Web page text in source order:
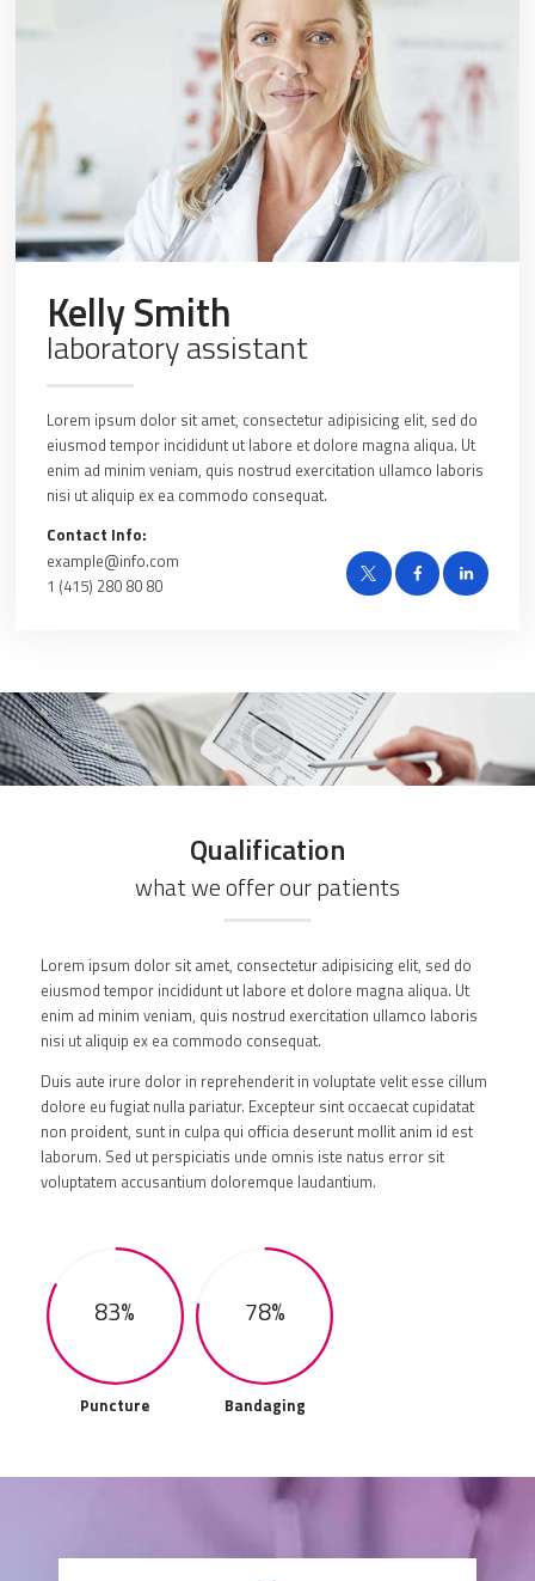
Kelly Smith
laboratory assistant
Lorem ipsum dolor sit amet, consectetur adipisicing elit, sed do
eiusmod tempor incididunt ut labore et dolore magna aliqua. Ut
enim ad minim veniam, quis nostrud exercitation ullamco laboris
nisi ut aliquip ex ea commodo consequat.
Contact Info:
example@info.com
1 (415) 280 80 80
Qualification
what we offer our patients
Lorem ipsum dolor sit amet, consectetur adipisicing elit, sed do
eiusmod tempor incididunt ut labore et dolore magna aliqua. Ut
enim ad minim veniam, quis nostrud exercitation ullamco laboris
nisi ut aliquip ex ea commodo consequat.
Duis aute irure dolor in reprehenderit in voluptate velit esse cillum
dolore eu fugiat nulla pariatur. Excepteur sint occaecat cupidatat
non proident, sunt in culpa qui officia deserunt mollit anim id est
laborum. Sed ut perspiciatis unde omnis iste natus error sit
voluptatem accusantium doloremque laudantium.
83%
Puncture
78%
Bandaging